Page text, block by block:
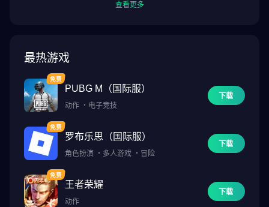
查看更多
最热游戏
PUBG M（国际服）
动作 ・ 电子竞技
下载
罗布乐思（国际服）
角色扮演 ・ 多人游戏 ・ 冒险
下载
王者荣耀
动作
下载